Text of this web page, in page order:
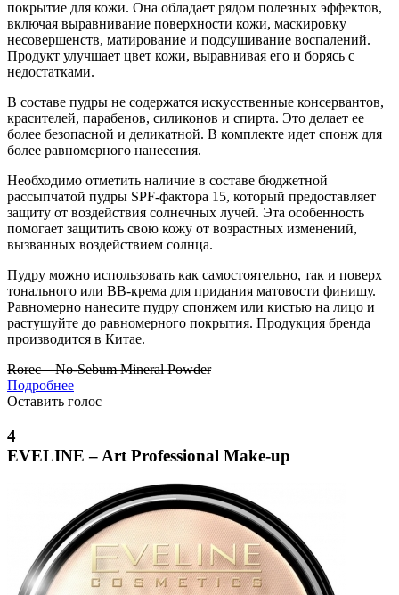
покрытие для кожи. Она обладает рядом полезных эффектов,
включая выравнивание поверхности кожи, маскировку
несовершенств, матирование и подсушивание воспалений.
Продукт улучшает цвет кожи, выравнивая его и борясь с
недостатками.
В составе пудры не содержатся искусственные консервантов,
красителей, парабенов, силиконов и спирта. Это делает ее
более безопасной и деликатной. В комплекте идет спонж для
более равномерного нанесения.
Необходимо отметить наличие в составе бюджетной
рассыпчатой пудры SPF-фактора 15, который предоставляет
защиту от воздействия солнечных лучей. Эта особенность
помогает защитить свою кожу от возрастных изменений,
вызванных воздействием солнца.
Пудру можно использовать как самостоятельно, так и поверх
тонального или BB-крема для придания матовости финишу.
Равномерно нанесите пудру спонжем или кистью на лицо и
растушуйте до равномерного покрытия. Продукция бренда
производится в Китае.
Rorec – No-Sebum Mineral Powder
Подробнее
Оставить голос
4
EVELINE – Art Professional Make-up